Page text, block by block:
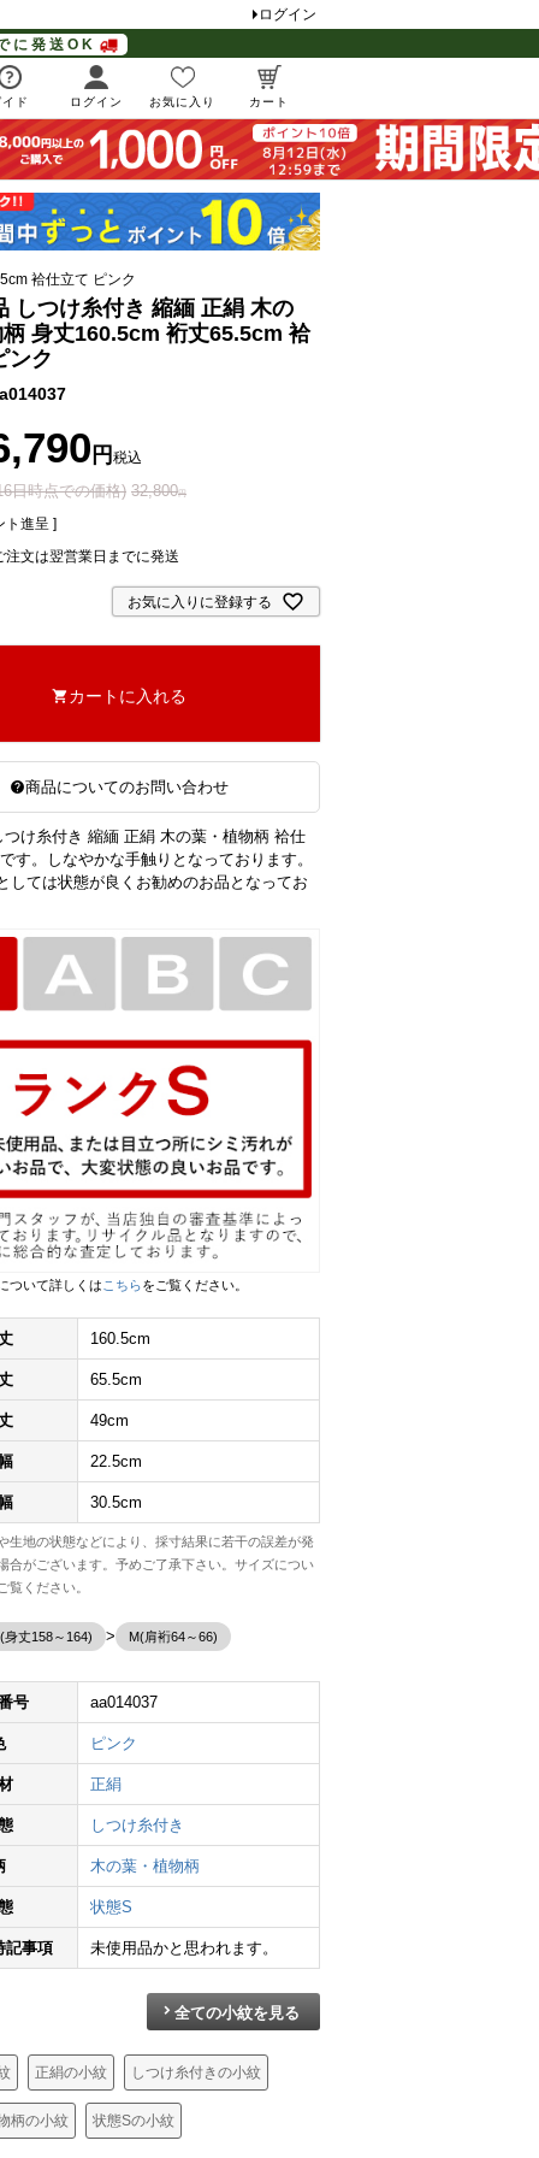
ログイン
に発送OK
ド ログイン お気に入り カート
袷仕立て ピンク
しつけ糸付き 縮緬 正絹 木の
身丈160.5cm 裄丈65.5cm 袷
ンク
日時点での価格) 32,800
税込
ト進呈 ]
注文は翌営業日までに発送
お気に入りに登録する
カートに入れる
商品についてのお問い合わせ
け糸付き 縮緬 正絹 木の葉・植物柄 袷仕
す。しなやかな手触りとなっております。
しては状態が良くお勧めのお品となってお
ついて詳しくは こちらをご覧ください。
160.5cm
65.5cm
49cm
22.5cm
30.5cm
生地の状態などにより、採寸結果に若干の誤差が発
合がございます。予めご了承下さい。サイズについ
覧ください。
身丈158～164) M(肩裄64～66)
号 aa014037
ピンク
正絹
しつけ糸付き
木の葉・植物柄
状態S
記事項 未使用品かと思われます。
全ての小紋を見る
正絹の小紋 しつけ糸付きの小紋
柄の小紋 状態Sの小紋
4,290